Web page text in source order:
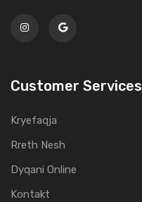
Customer Services
Kryefaqja
Rreth Nesh
Dyqani Online
Kontakt